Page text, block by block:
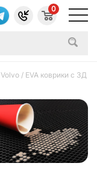
0
Volvo / EVA коврики c 3Д